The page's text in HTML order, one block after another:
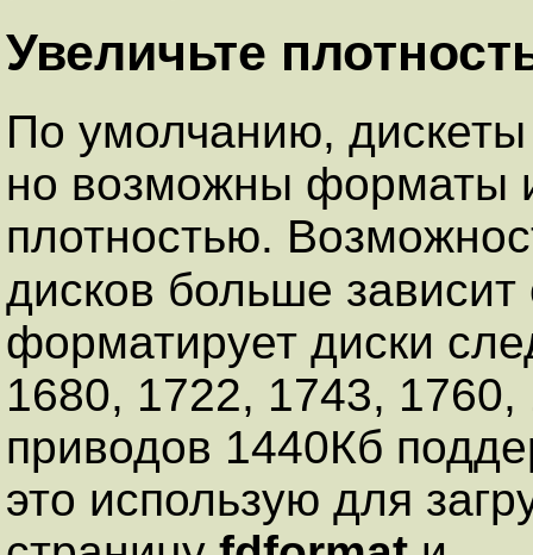
Увеличьте
По умолчанию,
но возможны форматы
плотностью.
дисков больше
форматирует диски
1680, 1722, 1743,
приводов 1440Кб
это использую для